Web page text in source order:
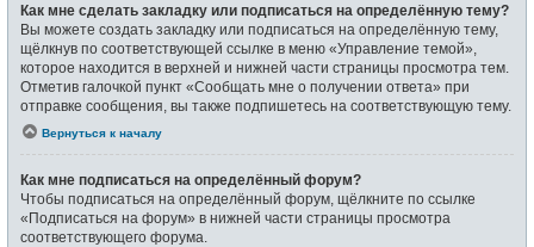
Как мне сделать закладку или подписаться на определённую тему?
Вы можете создать закладку или подписаться на определённую тему,
щёлкнув по соответствующей ссылке в меню «Управление темой»,
которое находится в верхней и нижней части страницы просмотра тем.
Отметив галочкой пункт «Сообщать мне о получении ответа» при
отправке сообщения, вы также подпишетесь на соответствующую тему.
Вернуться к началу
Как мне подписаться на определённый форум?
Чтобы подписаться на определённый форум, щёлкните по ссылке
«Подписаться на форум» в нижней части страницы просмотра
соответствующего форума.